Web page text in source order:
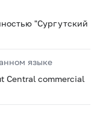
"Сургутский
языке
Central commercial